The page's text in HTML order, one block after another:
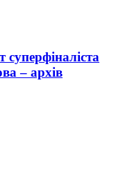
– архів